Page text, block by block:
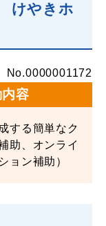
けやきホ
No.0000001172
容
する簡単なク
助、オンライ
ョン補助）